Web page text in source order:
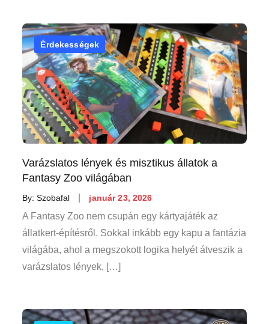
Érdekességek
Varázslatos lények és misztikus állatok a
Fantasy Zoo világában
By:Szobafal
Posted
on
január 23, 2026
A Fantasy Zoo nem csupán egy kártyajáték az
állatkert-építésről. Sokkal inkább egy kapu a fantázia
világába, ahol a megszokott logika helyét átveszik a
varázslatos lények, […]